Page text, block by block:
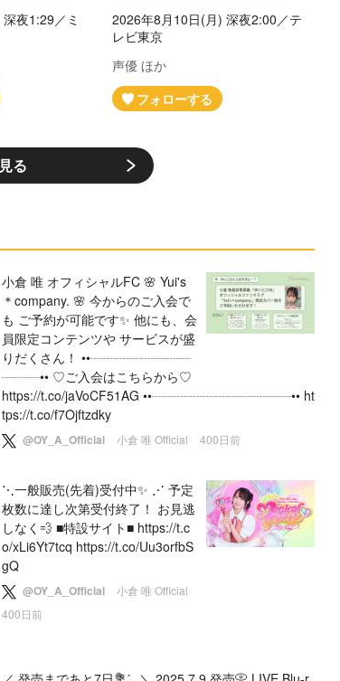
夜1:29／ミ
2026年8月10日(月) 深夜2:00／テ
レビ東京
声優 ほか
る
小倉 唯 オフィシャルFC 🌸 Yui's
＊company. 🌸 今からのご入会で
も ご予約が可能です✨ 他にも、会
員限定コンテンツや サービスが盛
りだくさん！ ••┈┈┈┈┈┈┈┈
┈┈┈•• ♡ご入会はこちらから♡
https://t.co/jaVoCF51AG ••┈┈┈┈┈┈┈┈┈┈┈•• ht
tps://t.co/f7Ojftzdky
@OY_A_Official 小倉 唯 Official 400日前
⋱一般販売(先着)受付中✨ ⋰ 予定
枚数に達し次第受付終了！ お見逃
しなく💨 ■特設サイト■ https://t.c
o/xLi6Yt7tcq https://t.co/Uu3orfbS
gQ
@OY_A_Official
小倉 唯 Official
400日前